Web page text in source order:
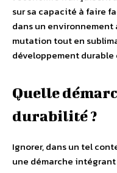
sur sa capacité à faire
dans un
mutation tout en
développement
Quelle
durabilité ?
Ignorer, dans un tel
une démarche